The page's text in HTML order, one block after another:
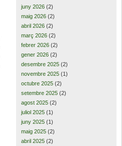
juny 2026 (2)
maig 2026 (2)
abril 2026 (2)
març 2026 (2)
febrer 2026 (2)
gener 2026 (2)
desembre 2025 (2)
novembre 2025 (1)
octubre 2025 (2)
setembre 2025 (2)
agost 2025 (2)
juliol 2025 (1)
juny 2025 (1)
maig 2025 (2)
abril 2025 (2)